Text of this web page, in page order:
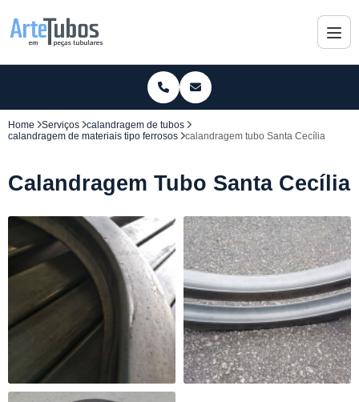
Home Serviços
calandragem de tubos
calandragem de materiais tipo ferrosos
calandragem tubo Santa Cecília
Calandragem Tubo Santa Cecília